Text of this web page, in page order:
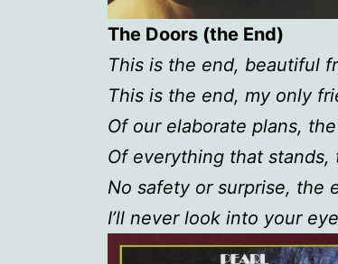
The Doors (the End)
This is the end, beautiful
This is the end, my only
Of our elaborate plans,
Of everything that stands,
No safety or surprise, the
I’ll never look into your